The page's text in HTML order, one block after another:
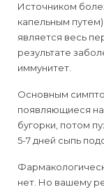
Источником
капельным
является весь
результате
иммунитет.
Основным
появляющиеся
бугорки, потом
5-7 дней сыпь
нет. Но вашему